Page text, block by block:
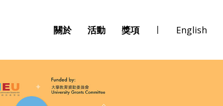
關於 活動 獎項 | English